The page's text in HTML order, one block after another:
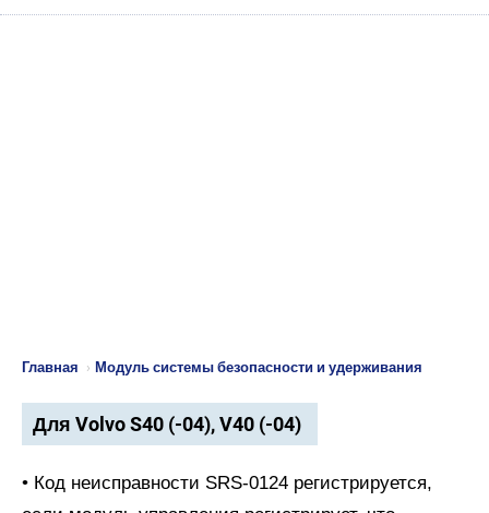
Главная › Модуль системы безопасности и удерживания
Для Volvo S40 (-04), V40 (-04)
• Код неисправности SRS-0124 регистрируется,